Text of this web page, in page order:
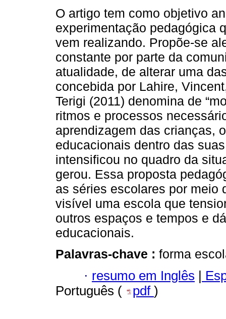
O artigo tem como objetivo
experimentação pedagógica
vem realizando. Propõe-se
constante por parte da
atualidade, de alterar uma
concebida por Lahire,
Terigi (2011) denomina de
ritmos e processos
aprendizagem das crianças,
educacionais dentro das
intensificou no quadro da
gerou. Essa proposta
as séries escolares por meio
visível uma escola que
outros espaços e tempos e
educacionais.
Palavras-chave : forma
· resumo em Inglês |
Português (
pdf )